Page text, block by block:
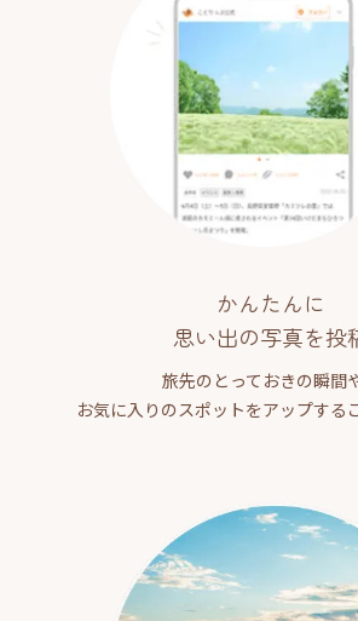
かんたんに
思い出の写真を投
旅先のとっておきの瞬間や
お気に入りのスポットをアップする